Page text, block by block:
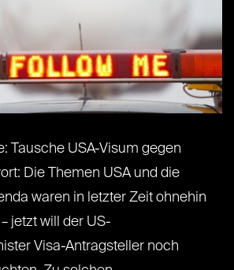
Tausche USA-Visum gegen
Die Themen USA und die
waren in letzter Zeit ohnehin
jetzt will der US-
Visa-Antragsteller noch